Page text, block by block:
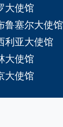
大使馆
鲁塞尔大使馆
利亚大使馆
大使馆
大使馆